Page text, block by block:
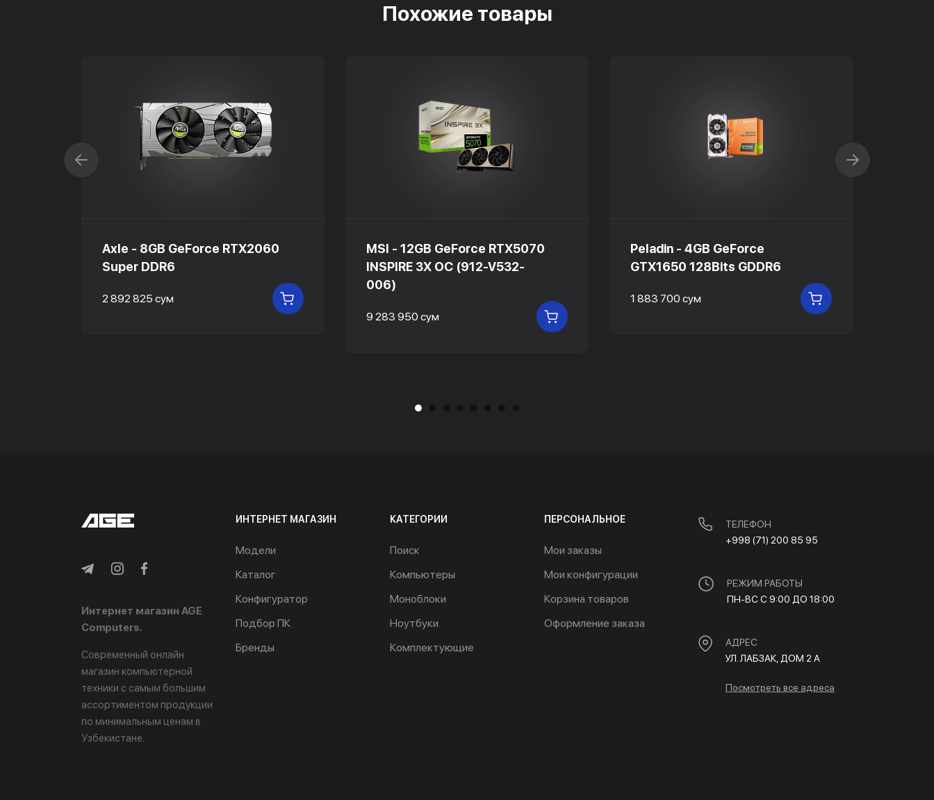
Похожие товары
Axle - 8GB GeForce RTX2060
Super DDR6
2 892 825 сум В КОРЗИНУ
MSI - 12GB GeForce RTX5070
INSPIRE 3X OC (912-V532-
006)
9 283 950 сум В КОРЗИНУ
Peladin - 4GB GeForce
GTX1650 128Bits GDDR6
1 883 700 сум В КОРЗИНУ
Интернет магазин AGE
Computers.
Современный онлайн
магазин компьютерной
техники с самым большим
ассортиментом продукции
по минимальным ценам в
Узбекистане.
ИНТЕРНЕТ МАГАЗИН
Модели
Каталог
Конфигуратор
Подбор ПК
Бренды
КАТЕГОРИИ
Поиск
Компьютеры
Моноблоки
Ноутбуки
Комплектующие
ПЕРСОНАЛЬНОЕ
Мои заказы
Мои конфигурации
Корзина товаров
Оформление заказа
ТЕЛЕФОН
+998 (71) 200 85 95
РЕЖИМ РАБОТЫ
ПН-ВС С 9:00 ДО 18:00
АДРЕС
УЛ. ЛАБЗАК, ДОМ 2 A
Посмотреть все адреса